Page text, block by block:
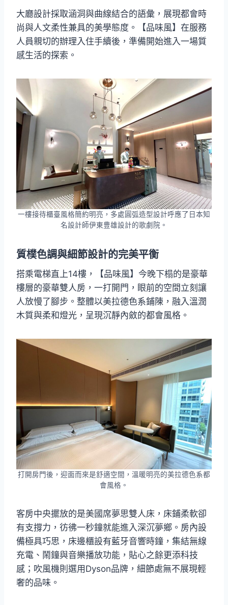
大廳設計採取涵洞與曲線結合的語彙，展現都會時
尚與人文柔性兼具的美學態度。【品味風】在服務
人員親切的辦理入住手續後，準備開始進入一場質
感生活的探索。
一樓接待櫃臺風格簡約明亮，多處圓弧造型設計呼應了日本知
名設計師伊東豊雄設計的歌劇院。
質樸色調與細節設計的完美平衡
搭乘電梯直上14樓，【品味風】今晚下榻的是豪華
樓層的豪華雙人房，一打開門，眼前的空間立刻讓
人放慢了腳步。整體以美拉德色系鋪陳，融入溫潤
木質與柔和燈光，呈現沉靜內斂的都會風格。
打開房門後，迎面而來是舒適空間，溫暖明亮的美拉德色系都
會風格。
客房中央擺放的是美國席夢思雙人床，床鋪柔軟卻
有支撐力，彷彿一秒鐘就能進入深沉夢鄉。房內設
備極具巧思，床邊櫃設有藍牙音響時鐘，集結無線
充電、鬧鐘與音樂播放功能，貼心之餘更添科技
感；吹風機則選用Dyson品牌，細節處無不展現輕
奢的品味。